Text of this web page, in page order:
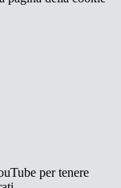
per tenere